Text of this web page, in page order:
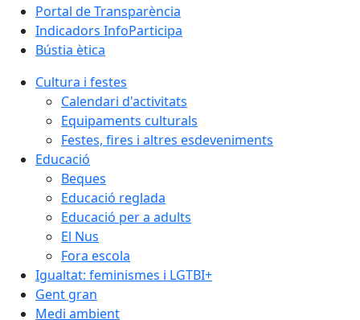
Portal de Transparència
Indicadors InfoParticipa
Bústia ètica
Cultura i festes
Calendari d'activitats
Equipaments culturals
Festes, fires i altres esdeveniments
Educació
Beques
Educació reglada
Educació per a adults
El Nus
Fora escola
Igualtat: feminismes i LGTBI+
Gent gran
Medi ambient